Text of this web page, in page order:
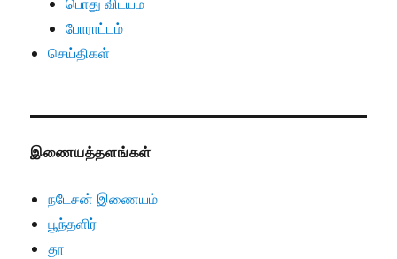
போராட்டம்
செய்திகள்
இணையத்தளங்கள்
நடேசன் இணையம்
பூந்தளிர்
தூ